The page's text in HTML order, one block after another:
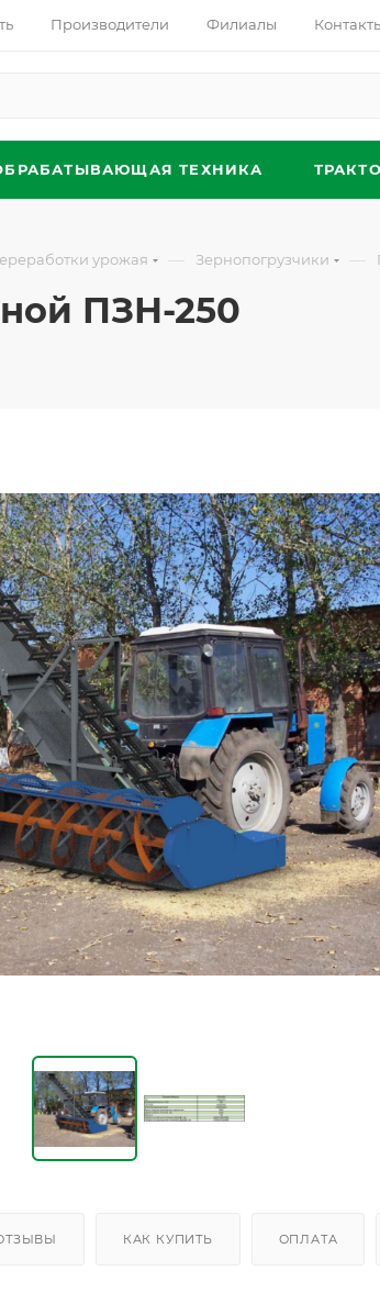
Производители Филиалы
ТЕХНИКА
урожая — Зернопогрузчики —
ПЗН-250
КАК КУПИТЬ ОПЛАТА